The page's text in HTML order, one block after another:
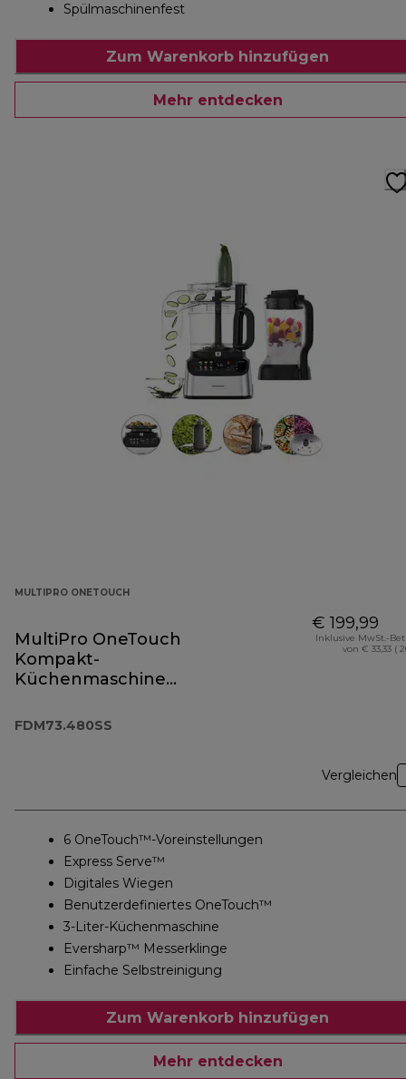
Spülmaschinenfest
Zum Warenkorb hinzufügen
Mehr entdecken
MULTIPRO ONETOUCH
MultiPro OneTouch
Kompakt-
Küchenmaschine
FDM73.480SS
€ 199,99
Inklusive MwSt.-
von € 33,33 (
Vergleichen
6 OneTouch™-Voreinstellungen
Express Serve™
Digitales Wiegen
Benutzerdefiniertes OneTouch™
3-Liter-Küchenmaschine
Eversharp™ Messerklinge
Einfache Selbstreinigung
Zum Warenkorb hinzufügen
Mehr entdecken